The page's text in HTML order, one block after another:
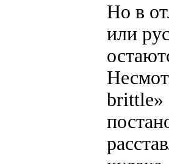
Но в
или
brittle»